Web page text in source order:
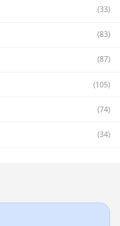
(33)
(83)
(87)
(105)
(74)
(34)